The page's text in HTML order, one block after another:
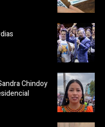
Chindoy